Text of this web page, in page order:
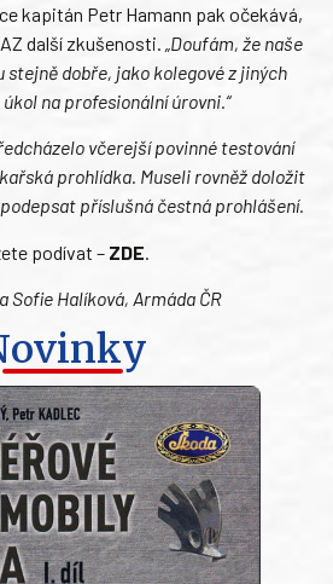
kapitán Petr Hamann pak očekává,
další zkušenosti.
„Doufám, že naše
stejně dobře, jako kolegové z jiných
na profesionální úrovni.“
včerejší povinné testování
prohlídka. Museli rovněž doložit
příslušná čestná prohlášení.
podívat – ZDE
Halíková, Armáda ČR